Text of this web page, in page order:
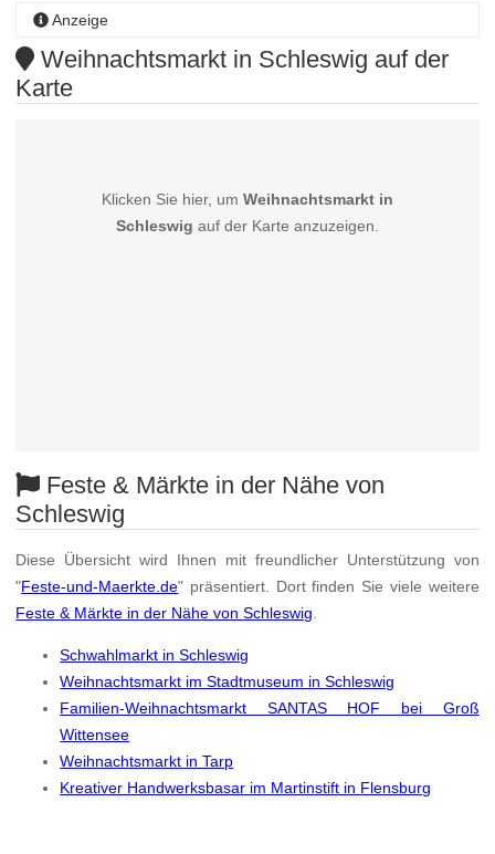
Anzeige
Weihnachtsmarkt in Schleswig auf der
Karte
Klicken Sie hier, um Weihnachtsmarkt in
Schleswig auf der Karte anzuzeigen.
Feste & Märkte in der Nähe von
Schleswig
Diese Übersicht wird Ihnen mit freundlicher Unterstützung von
"Feste-und-Maerkte.de" präsentiert. Dort finden Sie viele weitere
Feste & Märkte in der Nähe von Schleswig
Schwahlmarkt in Schleswig
Weihnachtsmarkt im Stadtmuseum in Schleswig
Familien-Weihnachtsmarkt SANTAS HOF bei Groß
Wittensee
Weihnachtsmarkt in Tarp
Kreativer Handwerksbasar im Martinstift in Flensburg